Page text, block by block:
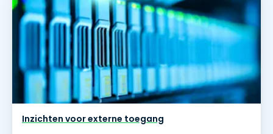
Inzichten voor externe toegang